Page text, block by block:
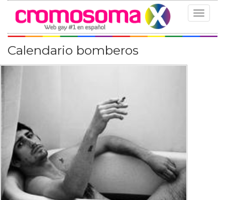
Toggle
Calendario bomberos